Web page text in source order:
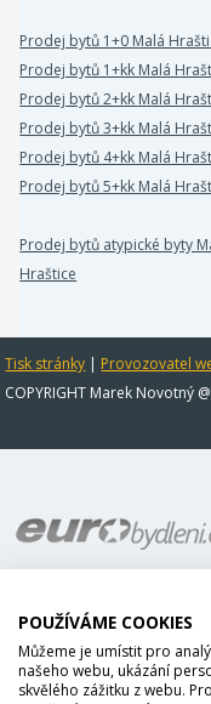
Prodej bytů 1+0 Malá
Prodej bytů 1+kk Malá
Prodej bytů 2+kk Malá
Prodej bytů 3+kk Malá
Prodej bytů 4+kk Malá
Prodej bytů 5+kk Malá
Prodej bytů atypické byty
Hraštice
Tisk stránky | Provozovatel
COPYRIGHT Marek Novotný
POUŽÍVÁME COOKIES
Můžeme je umístit pro
našeho webu, ukázání
skvělého zážitku z webu.